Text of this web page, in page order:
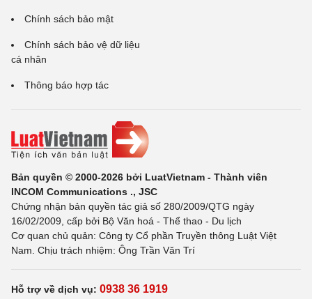
Chính sách bảo mật
Chính sách bảo vệ dữ liệu
cá nhân
Thông báo hợp tác
Bản quyền © 2000-2026 bởi LuatVietnam - Thành viên
INCOM Communications ., JSC
Chứng nhận bản quyền tác giả số 280/2009/QTG ngày
16/02/2009, cấp bởi Bộ Văn hoá - Thể thao - Du lịch
Cơ quan chủ quản: Công ty Cổ phần Truyền thông Luật Việt
Nam. Chịu trách nhiệm: Ông Trần Văn Trí
Hỗ trợ về dịch vụ: 0938 36 1919